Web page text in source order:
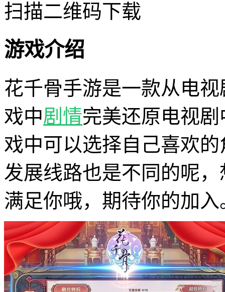
扫描二维码下载
游戏介绍
花千骨手游是一款从电
戏中剧情完美还原电视
戏中可以选择自己喜欢
发展线路也是不同的呢
满足你哦，期待你的加入